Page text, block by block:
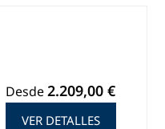
Desde2.209,00 €
VER DETALLES